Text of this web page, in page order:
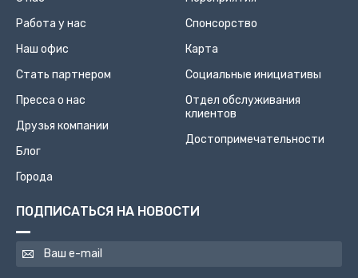
Работа у нас
Наш офис
Стать партнером
Пресса о нас
Друзья компании
Блог
Города
Спонсорство
Карта
Социальные инициативы
Отдел обслуживания
клиентов
Достопримечательности
ПОДПИСАТЬСЯ НА НОВОСТИ